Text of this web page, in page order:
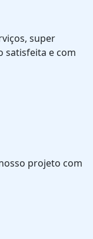
super
satisfeita e com
projeto com